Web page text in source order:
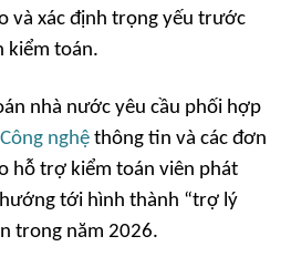
và xác định trọng yếu trước
kiểm toán.
nhà nước yêu cầu phối hợp
Công nghệ thông tin và các đơn
hỗ trợ kiểm toán viên phát
tới hình thành “trợ lý
trong năm 2026.